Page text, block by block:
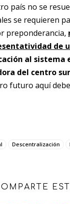
país no se
se requieren
preponderancia,
de
al
del centro
futuro aquí
Descentralización